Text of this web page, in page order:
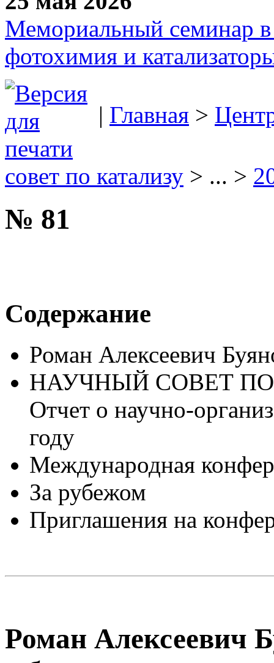
Мемориальный семинар в
фотохимия и
| Главная >
совет по катализу > ... >
№ 81
Содержание
Роман Алексеевич
НАУЧНЫЙ СОВЕТ
Отчет о научно-
году
Международная
За рубежом
Приглашения на
Роман Алексеевич